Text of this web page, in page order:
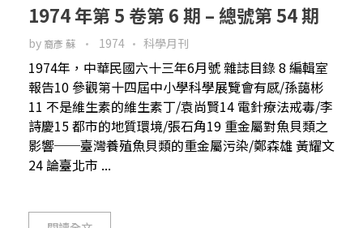
1974 年第 5 卷第 6 期 – 總號第 54 期
by 裔彥 蘇 1974 科學月刊
1974年，中華民國六十三年6月號 雜誌目錄 8 編輯室
報告10 參觀第十四屆中小學科學展覽會有感/孫藹彬
11 不是維生素的維生素丁/袁尚賢14 電針療法戒毒/李
詩慶15 都市的地質環境/張石角19 重金屬對魚貝類之
影響──臺灣養殖魚貝類的重金屬污染/鄭森雄 黃耀文
24 論臺北市 ...